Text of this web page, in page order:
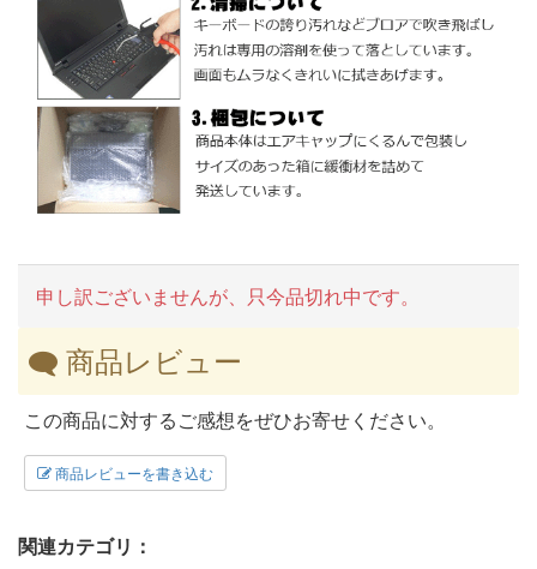
申し訳ございませんが、只今品切れ中です。
商品レビュー
この商品に対するご感想をぜひお寄せください。
商品レビューを書き込む
関連カテゴリ：